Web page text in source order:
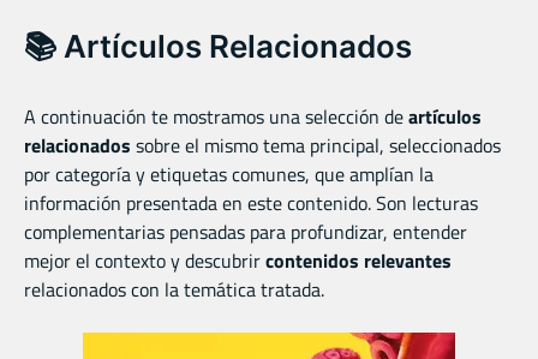
📚 Artículos Relacionados
A continuación te mostramos una selección deartículos
relacionados sobre el mismo tema principal, seleccionados
por categoría y etiquetas comunes, que amplían la
información presentada en este contenido. Son lecturas
complementarias pensadas para profundizar, entender
mejor el contexto y descubrircontenidos relevantes
relacionados con la temática tratada.